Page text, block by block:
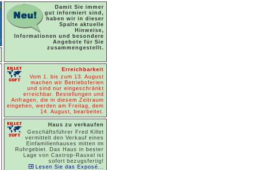
Damit Sie immer
gut informiert sind,
haben wir in dieser
Spalte aktuelle
Hinweise,
Informationen und besondere
Angebote für Sie
zusammengestellt.
Erreichbarkeit
Vom 1. bis zum 13. August
machen wir Betriebsferien
und sind nur eingeschränkt
erreichbar. Bestellungen und
Anfragen, die in diesem Zeitraum
eingehen, werden am Freitag, dem
14. August, bearbeitet.
Haus zu verkaufen
Geschäftsführer Fred Killet
vermittelt den Verkauf eines
Einfamilienhauses mitten im
Ruhrgebiet. Das Haus in bester
Lage von Castrop-Rauxel ist
sofort bezugsfertig!
Lesen Sie das Exposé...